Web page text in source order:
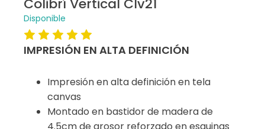
Colibrí Vertical Clv21
Disponible
IMPRESIÓN EN ALTA DEFINICIÓN
Impresión en alta definición en tela
canvas
Montado en bastidor de madera de